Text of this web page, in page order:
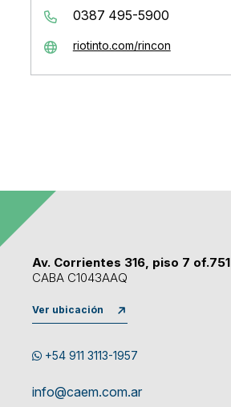
0387 495-5900
riotinto.com/rincon
Av. Corrientes 316, piso 7 of.751
CABA C1043AAQ
Ver ubicación
+54 911 3113-1957
info@caem.com.ar